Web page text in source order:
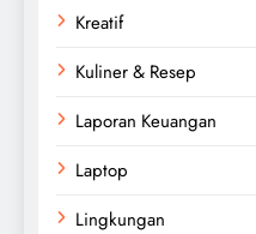
Kreatif
Kuliner & Resep
Laporan Keuangan
Laptop
Lingkungan